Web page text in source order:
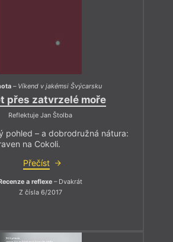
– Víkend v jakémsi Švýcarsku
přes zatvrzelé moře
Reflektuje Jan Štolba
pohled – a dobrodružná nátura:
na Cokoli.
Přečíst
a reflexe – Dvakrát
Z čísla 6/2017